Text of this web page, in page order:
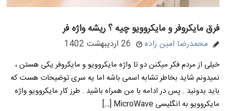
فرق مایکروفر و مایکروویو چیه ؟ ریشه واژه فر
محمدرضا امین زاده 26 اردیبهشت 1402
خیلی از مردم فکر میکنن دو تا واژه مایکروویو و مایکروفر یکی هستن ،
نمیدونم شاید بخاطر تشابه اسمی باشه اما یه سری توضیحات هست که
باید بدونید . پس در ادامه با من همراه باشید . طرز کار مایکروویو واژه
مایکروویو به انگلیسی MicroWave […]